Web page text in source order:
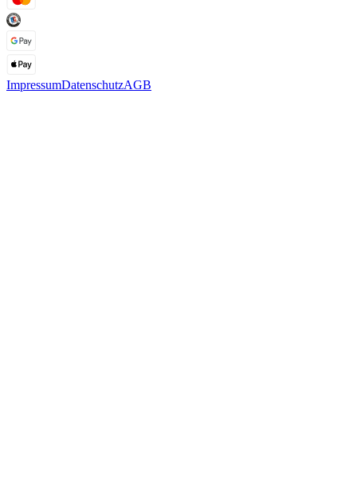
ImpressumDatenschutzAGB